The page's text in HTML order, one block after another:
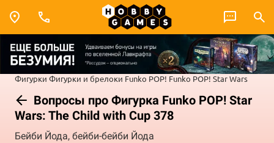
Фигурки Фигурки и брелоки Funko POP! Funko POP! Star Wars
Вопросы про Фигурка Funko POP! Star
Wars: The Child with Cup 378
Бейби Йода, бейби-бейби Йода